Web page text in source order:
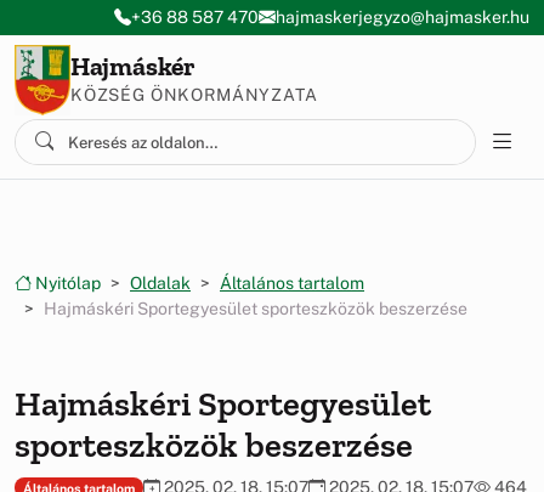
Ugrás a menüre
Ugrás a tartalomra
+36 88 587 470 hajmaskerjegyzo@hajmasker.hu
Hajmáskér
KÖZSÉG ÖNKORMÁNYZATA
Nyitólap Oldalak
Általános tartalom
Hajmáskéri Sportegyesület sporteszközök beszerzése
Hajmáskéri Sportegyesület
sporteszközök beszerzése
Általános tartalom 2025. 02. 18. 15:07 2025. 02. 18. 15:07 464